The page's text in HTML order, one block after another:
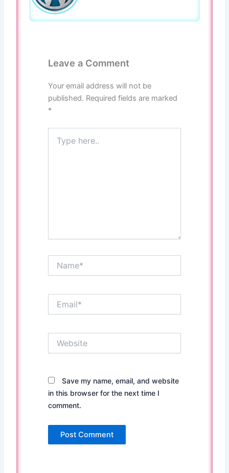
Leave a Comment
Your email address will not be
published. Required fields are marked
*
here..
Save my name, email, and website
in this browser for the next time I
comment.